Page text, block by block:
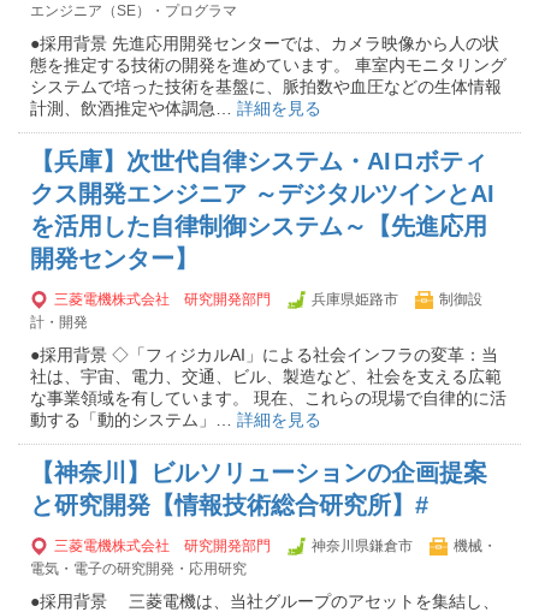
エンジニア（SE）・プログラマ
●採用背景 先進応用開発センターでは、カメラ映像から人の状
態を推定する技術の開発を進めています。 車室内モニタリング
システムで培った技術を基盤に、脈拍数や血圧などの生体情報
計測、飲酒推定や体調急… 詳細を見る
【兵庫】次世代自律システム・AIロボティ
クス開発エンジニア ～デジタルツインとAI
を活用した自律制御システム～【先進応用
開発センター】
三菱電機株式会社 研究開発部門 兵庫県姫路市
制御設
計・開発
●採用背景 ◇「フィジカルAI」による社会インフラの変革：当
社は、宇宙、電力、交通、ビル、製造など、社会を支える広範
な事業領域を有しています。 現在、これらの現場で自律的に活
動する「動的システム」… 詳細を見る
【神奈川】ビルソリューションの企画提案
と研究開発【情報技術総合研究所】#
三菱電機株式会社 研究開発部門 神奈川県鎌倉市
機械・
電気・電子の研究開発・応用研究
●採用背景 三菱電機は、当社グループのアセットを集結し、